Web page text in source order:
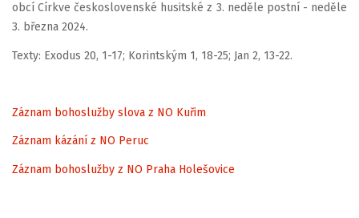
obcí Církve československé husitské z 3. neděle postní - neděle
3. března 2024.
Texty: Exodus 20, 1-17; Korintským 1, 18-25; Jan 2, 13-22.
Záznam bohoslužby slova z NO Kuřim
Záznam kázání z NO Peruc
Záznam bohoslužby z NO Praha Holešovice